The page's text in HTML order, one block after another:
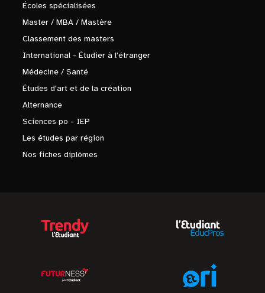
Écoles spécialisées
Master / MBA / Mastère
Classement des masters
International - Étudier à l'étranger
Médecine / Santé
Études d'art et de la création
Alternance
Sciences po - IEP
Les études par région
Nos fiches diplômes